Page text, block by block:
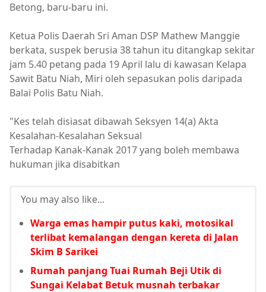
Betong, baru-baru ini.
Ketua Polis Daerah Sri Aman DSP Mathew Manggie
berkata, suspek berusia 38 tahun itu ditangkap sekitar
jam 5.40 petang pada 19 April lalu di kawasan Kelapa
Sawit Batu Niah, Miri oleh sepasukan polis daripada
Balai Polis Batu Niah.
"Kes telah disiasat dibawah Seksyen 14(a) Akta
Kesalahan-Kesalahan Seksual
Terhadap Kanak-Kanak 2017 yang boleh membawa
hukuman jika disabitkan
You may also like...
Warga emas hampir putus kaki, motosikal
terlibat kemalangan dengan kereta di Jalan
Skim B Sarikei
Rumah panjang Tuai Rumah Beji Utik di
Sungai Kelabat Betuk musnah terbakar